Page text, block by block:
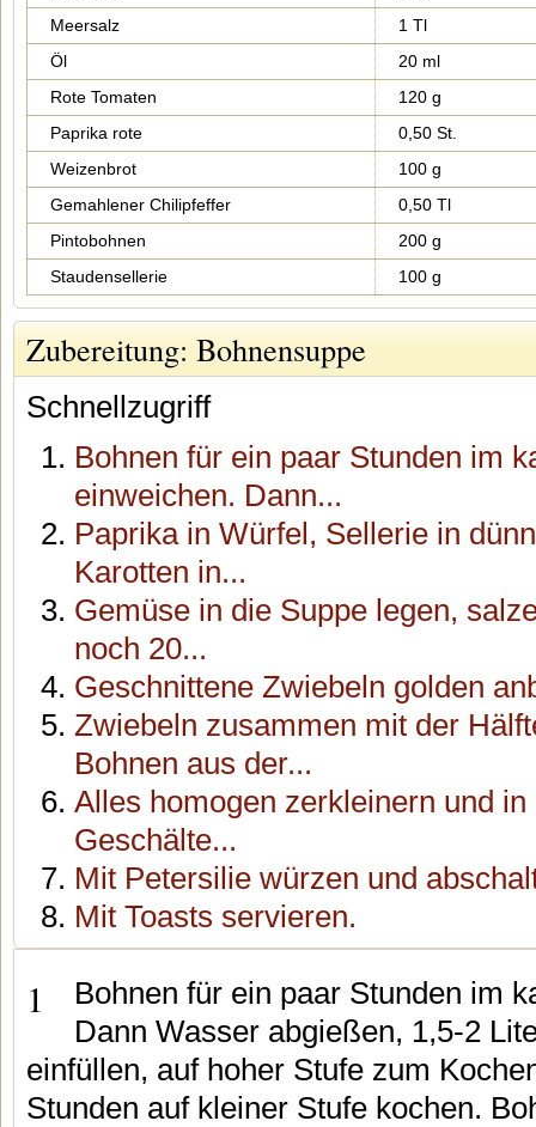
Meersalz
1 Tl
Öl
20 ml
Rote Tomaten
120 g
Paprika rote
0,50 St.
Weizenbrot
100 g
Gemahlener Chilipfeffer
0,50 Tl
Pintobohnen
200 g
Staudensellerie
100 g
Zubereitung: Bohnensuppe
Schnellzugriff
Bohnen für ein paar Stunden im
einweichen. Dann...
Paprika in Würfel, Sellerie in
Karotten in...
Gemüse in die Suppe legen,
noch 20...
Geschnittene Zwiebeln golden
Zwiebeln zusammen mit der
Bohnen aus der...
Alles homogen zerkleinern und
Geschälte...
Mit Petersilie würzen und
Mit Toasts servieren.
1
Bohnen für ein paar Stunden im
Dann Wasser abgießen, 1,5-2
einfüllen, auf hoher Stufe zum
Stunden auf kleiner Stufe kochen.